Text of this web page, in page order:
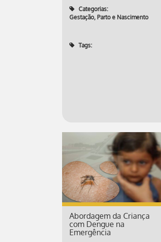
Categorias:
Gestação, Parto e Nascimento
Tags:
Abordagem da Criança
com Dengue na
Emergência